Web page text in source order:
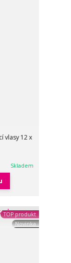
vlasy 12 x
Skladem
TOP produkt
Novinka